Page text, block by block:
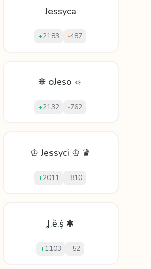
Jessyca
+2183 -487
❋ oJeso ☼
+2132 -762
♔ Jessyci ♔ ♛
+2011 -810
Ʝ.ĕ.ṩ ✱
+1103 -52